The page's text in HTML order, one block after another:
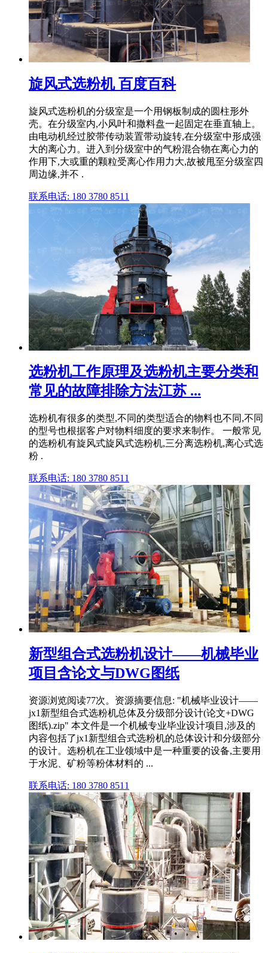
旋风式选粉机 百度百科
旋风式选粉机的分级室是一个用钢板制成的圆柱形外
壳。在分级室内,小风叶和撒料盘一起固定在垂直轴上。
由电动机经过胶带传动装置带动旋转,在分级室中形成强
大的离心力。进入到分级室中的气粉混合物在离心力的
作用下,大或重的颗粒受离心作用力大,故被甩至分级室四
周边缘,并不 .
联系电话: 180 3780 8511
选粉机工作原理及选粉机主要分类和
常见的故障排除方法江苏 ...
选粉机有很多的类型,不同的类型适合的物料也不同,不同
的型号也根据客户对物料细度的要求来制作。 一般常见
的选粉机有旋风式旋风式选粉机,三分离选粉机,离心式选
粉 .
联系电话: 180 3780 8511
新型组合式选粉机设计——机械毕业
项目含论文与DWG图纸
资源浏览阅读77次。资源摘要信息: "机械毕业设计——
jx1新型组合式选粉机总体及分级部分设计(论文+DWG
图纸).zip" 本文件是一个机械专业毕业设计项目,涉及的
内容包括了jx1新型组合式选粉机的总体设计和分级部分
的设计。选粉机在工业领域中是一种重要的设备,主要用
于水泥、矿粉等粉体材料的 ...
联系电话: 180 3780 8511